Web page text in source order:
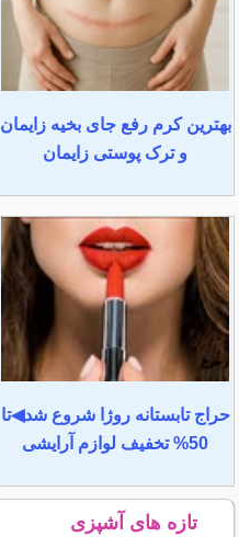
بهترین کرم رفع جای بخیه زایمان
و ترک پوستی زایمان
حراج تابستانه روژا شروع شد◀تا
50% تخفیف لوازم آرایشی
تازه های آشپزی